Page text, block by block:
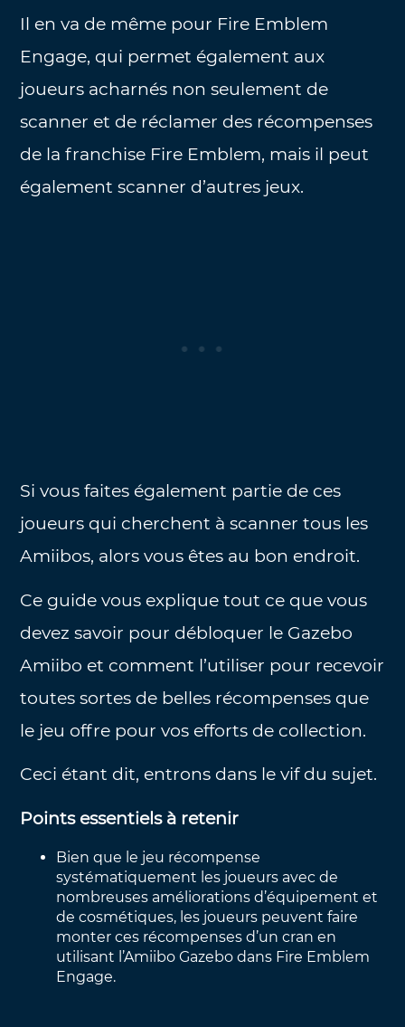
Il en va de même pour Fire Emblem
Engage, qui permet également aux
joueurs acharnés non seulement de
scanner et de réclamer des récompenses
de la franchise Fire Emblem, mais il peut
également scanner d’autres jeux.
Si vous faites également partie de ces
joueurs qui cherchent à scanner tous les
Amiibos, alors vous êtes au bon endroit.
Ce guide vous explique tout ce que vous
devez savoir pour débloquer le Gazebo
Amiibo et comment l’utiliser pour recevoir
toutes sortes de belles récompenses que
le jeu offre pour vos efforts de collection.
Ceci étant dit, entrons dans le vif du sujet.
Points essentiels à retenir
Bien que le jeu récompense
systématiquement les joueurs avec de
nombreuses améliorations d’équipement et
de cosmétiques, les joueurs peuvent faire
monter ces récompenses d’un cran en
utilisant l’Amiibo Gazebo dans Fire Emblem
Engage.